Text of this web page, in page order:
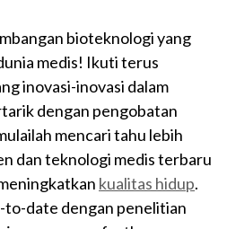
bioteknologi yang
medis! Ikuti terus
inovasi-inovasi dalam
dengan pengobatan
mencari tahu lebih
dan teknologi medis terbaru
kualitas hidup.
to-date dengan penelitian